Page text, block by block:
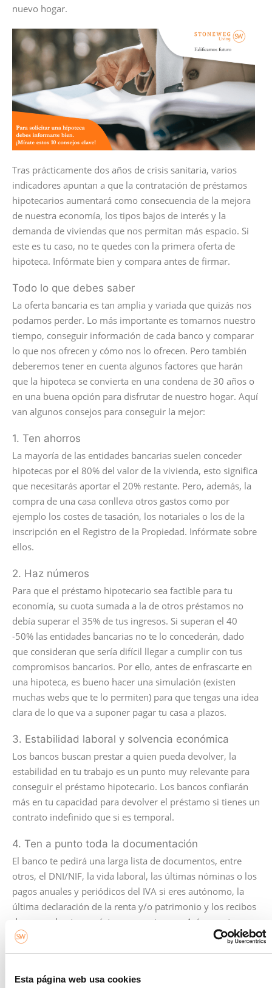
Esta página web usa cookies
nuevo hogar.
Tras prácticamente dos años de crisis sanitaria, varios
indicadores apuntan a que la contratación de préstamos
hipotecarios aumentará como consecuencia de la mejora
de nuestra economía, los tipos bajos de interés y la
demanda de viviendas que nos permitan más espacio. Si
este es tu caso, no te quedes con la primera oferta de
hipoteca. Infórmate bien y compara antes de firmar.
Todo lo que debes saber
La oferta bancaria es tan amplia y variada que quizás nos
podamos perder. Lo más importante es tomarnos nuestro
tiempo, conseguir información de cada banco y comparar
lo que nos ofrecen y cómo nos lo ofrecen. Pero también
deberemos tener en cuenta algunos factores que harán
que la hipoteca se convierta en una condena de 30 años o
en una buena opción para disfrutar de nuestro hogar. Aquí
van algunos consejos para conseguir la mejor:
1. Ten ahorros
La mayoría de las entidades bancarias suelen conceder
hipotecas por el 80% del valor de la vivienda, esto significa
que necesitarás aportar el 20% restante. Pero, además, la
compra de una casa conlleva otros gastos como por
ejemplo los costes de tasación, los notariales o los de la
inscripción en el Registro de la Propiedad. Infórmate sobre
ellos.
2. Haz números
Para que el préstamo hipotecario sea factible para tu
economía, su cuota sumada a la de otros préstamos no
debía superar el 35% de tus ingresos. Si superan el 40
-50% las entidades bancarias no te lo concederán, dado
que consideran que sería difícil llegar a cumplir con tus
compromisos bancarios. Por ello, antes de enfrascarte en
una hipoteca, es bueno hacer una simulación (existen
muchas webs que te lo permiten) para que tengas una idea
clara de lo que va a suponer pagar tu casa a plazos.
3. Estabilidad laboral y solvencia económica
Los bancos buscan prestar a quien pueda devolver, la
estabilidad en tu trabajo es un punto muy relevante para
conseguir el préstamo hipotecario. Los bancos confiarán
más en tu capacidad para devolver el préstamo si tienes un
contrato indefinido que si es temporal.
4. Ten a punto toda la documentación
El banco te pedirá una larga lista de documentos, entre
otros, el DNI/NIF, la vida laboral, las últimas nóminas o los
pagos anuales y periódicos del IVA si eres autónomo, la
última declaración de la renta y/o patrimonio y los recibos
de pagos de otros préstamos que tengas. Así como tus
ahorros, tus inversiones, tu patrimonio y otras fuentes de
ingresos que pudieras tener, ya sean puntuales o